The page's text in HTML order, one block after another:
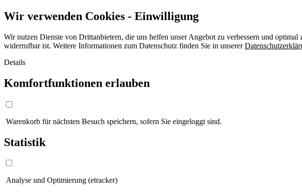
Wir verwenden Cookies - Einwilligung
Wir nutzen Dienste von Drittanbietern, die uns helfen unser Angebot zu verbessern und
widerrufbar ist. Weitere Informationen zum Datenschutz finden Sie in unserer
Details
Komfortfunktionen erlauben
Warenkorb für nächsten Besuch speichern, sofern Sie eingeloggt sind.
Statistik
Analyse und Optimierung (etracker)